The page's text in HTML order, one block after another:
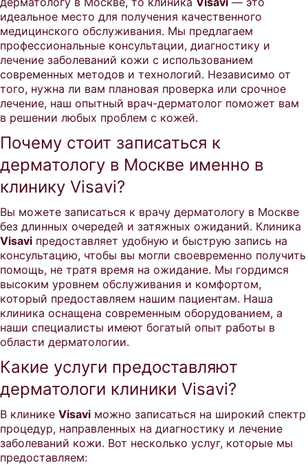
идеальное место для получения качественного
медицинского обслуживания. Мы предлагаем
профессиональные консультации, диагностику и
лечение заболеваний кожи с использованием
современных методов и технологий. Независимо от
того, нужна ли вам плановая проверка или срочное
лечение, наш опытный врач-дерматолог поможет вам
в решении любых проблем с кожей.
Почему стоит записаться к
дерматологу в Москве именно в
клинику Visavi?
Вы можете записаться к врачу дерматологу в Москве
без длинных очередей и затяжных ожиданий. Клиника
Visavi предоставляет удобную и быструю запись на
консультацию, чтобы вы могли своевременно получить
помощь, не тратя время на ожидание. Мы гордимся
высоким уровнем обслуживания и комфортом,
который предоставляем нашим пациентам. Наша
клиника оснащена современным оборудованием, а
наши специалисты имеют богатый опыт работы в
области дерматологии.
Какие услуги предоставляют
дерматологи клиники Visavi?
В клинике Visavi можно записаться на широкий спектр
процедур, направленных на диагностику и лечение
заболеваний кожи. Вот несколько услуг, которые мы
предоставляем: